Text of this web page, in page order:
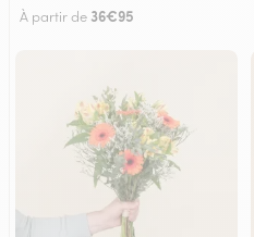
À partir de 36€95